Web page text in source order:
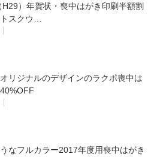
）年賀状・喪中はがき印刷半額割
スクウ…
リジナルのデザインのラクポ喪中は
なフルカラー2017年度用喪中はがき